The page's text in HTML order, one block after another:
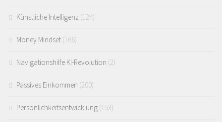
Künstliche Intelligenz (124)
Money Mindset (166)
Navigationshilfe KI-Revolution (2)
Passives Einkommen (200)
Persönlichkeitsentwicklung (153)